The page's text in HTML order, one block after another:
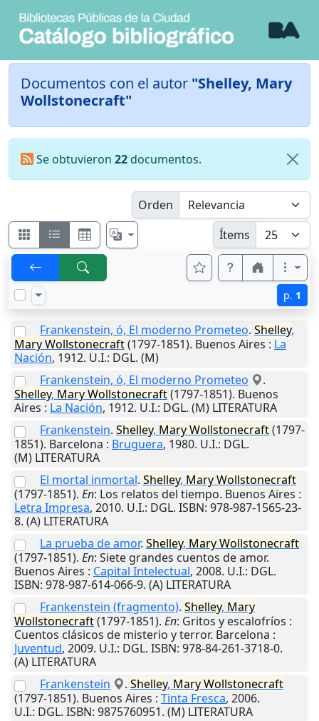
Documentos con el autor "Shelley, Mary
Wollstonecraft"
Se obtuvieron 22documentos.
Orden
Ítems
p. 1
Frankenstein, ó, El moderno Prometeo. Shelley,
MaryWollstonecraft(1797-1851). Buenos Aires : La
Nación, 1912. U.I.: DGL. (M)
Frankenstein, ó, El moderno Prometeo
.
Shelley, MaryWollstonecraft(1797-1851). Buenos
Aires : La Nación, 1912. U.I.: DGL. (M) LITERATURA
Frankenstein. Shelley, MaryWollstonecraft(1797-
1851). Barcelona : Bruguera, 1980. U.I.: DGL.
(M) LITERATURA
El mortal inmortal. Shelley, MaryWollstonecraft
(1797-1851). En: Los relatos del tiempo. Buenos Aires :
Letra Impresa, 2010. U.I.: DGL. ISBN: 978-987-1565-23-
8. (A) LITERATURA
La prueba de amor. Shelley, MaryWollstonecraft
(1797-1851). En: Siete grandes cuentos de amor.
Buenos Aires : Capital Intelectual, 2008. U.I.: DGL.
ISBN: 978-987-614-066-9. (A) LITERATURA
Frankenstein (fragmento). Shelley, Mary
Wollstonecraft(1797-1851). En: Gritos y escalofríos :
Cuentos clásicos de misterio y terror. Barcelona :
Juventud, 2009. U.I.: DGL. ISBN: 978-84-261-3718-0.
(A) LITERATURA
Frankenstein
. Shelley, MaryWollstonecraft
(1797-1851). Buenos Aires : Tinta Fresca, 2006.
U.I.: DGL. ISBN: 9875760951. (M) LITERATURA